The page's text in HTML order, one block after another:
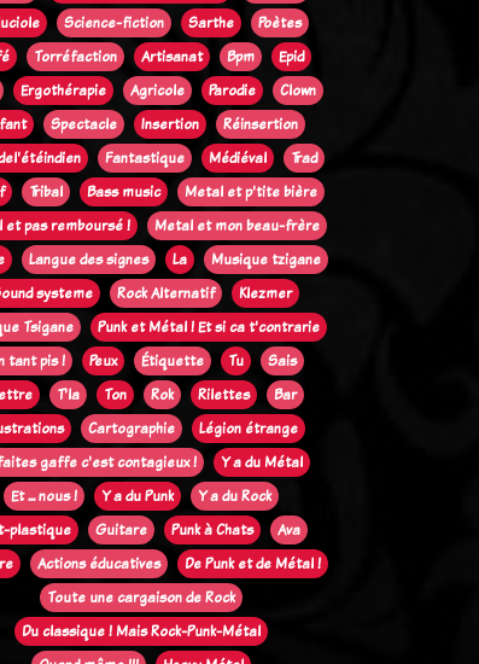
Science-fiction Sarthe
Poètes
Torréfaction Artisanat Bpm
Epid
Ergothérapie Agricole Parodie
Clown
Spectacle Insertion
Réinsertion
Fantastique Médiéval
Trad
Tribal Bass music
Metal et p'tite bière
et pas remboursé !
Metal et mon beau-frère
Langue des signes La
Musique tzigane
systeme
Rock Alternatif
Klezmer
Tsigane
Punk et Métal ! Et si ca t'contrarie
tant pis !
Peux Étiquette Tu
Sais
T'la Ton Rok Rilettes
Bar
Cartographie
Légion étrange
gaffe c'est contagieux !
Y a du Métal
Et ... nous !
Y a du Punk
Y a du Rock
plastique
Guitare Punk à Chats
Ava
Actions éducatives
De Punk et de Métal !
Toute une cargaison de Rock
Du classique ! Mais Rock-Punk-Métal